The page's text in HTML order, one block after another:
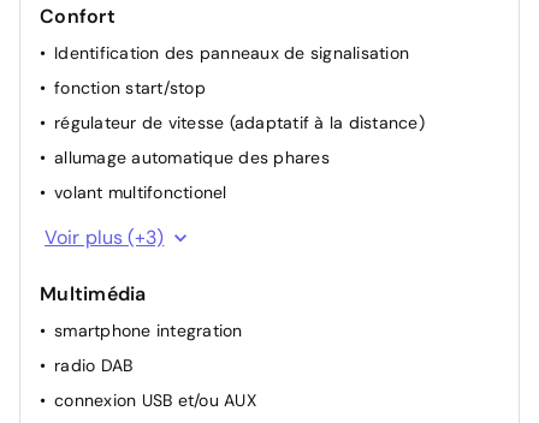
Confort
Identification des panneaux de signalisation
fonction start/stop
régulateur de vitesse (adaptatif à la distance)
allumage automatique des phares
volant multifonctionel
détecteur de pluie
climatisation (automatique)
Voir plus (+3)
Multimédia
smartphone integration
radio DAB
connexion USB et/ou AUX